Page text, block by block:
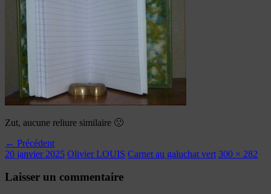
Zut, aucune reliure similaire 🙁
← Précédent
20 janvier 2025 Olivier LOUIS Carnet au galuchat vert 300 × 282
Laisser un commentaire